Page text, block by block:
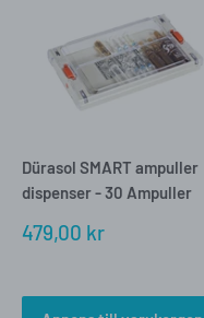
Dürasol SMART ampuller
dispenser - 30 Ampuller
Försäljningspris
479,00 kr